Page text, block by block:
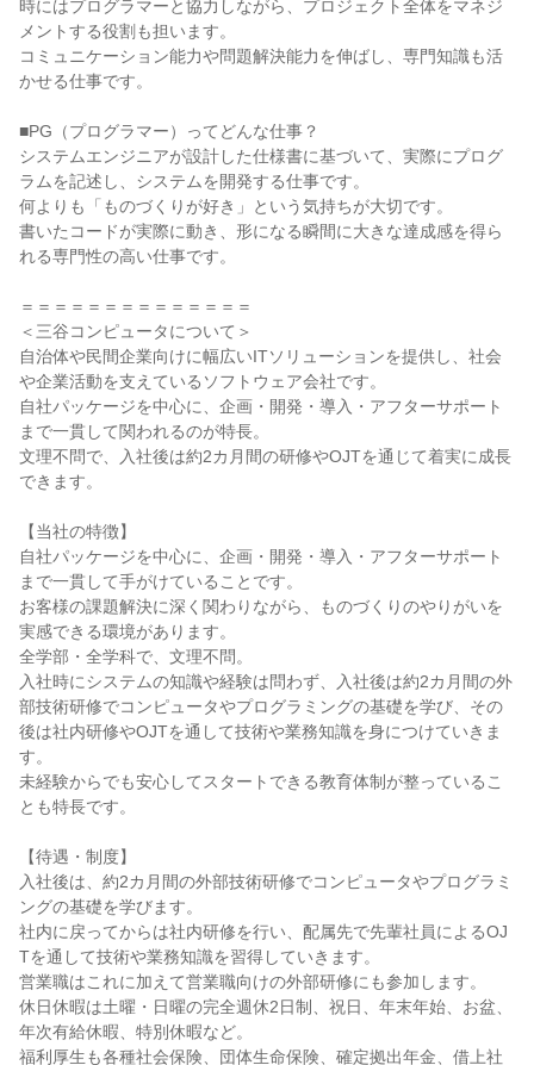
時にはプログラマーと協力しながら、プロジェクト全体をマネジ
メントする役割も担います。
コミュニケーション能力や問題解決能力を伸ばし、専門知識も活
かせる仕事です。
■PG（プログラマー）ってどんな仕事？
システムエンジニアが設計した仕様書に基づいて、実際にプログ
ラムを記述し、システムを開発する仕事です。
何よりも「ものづくりが好き」という気持ちが大切です。
書いたコードが実際に動き、形になる瞬間に大きな達成感を得ら
れる専門性の高い仕事です。
＝＝＝＝＝＝＝＝＝＝＝＝＝＝
＜三谷コンピュータについて＞
自治体や民間企業向けに幅広いITソリューションを提供し、社会
や企業活動を支えているソフトウェア会社です。
自社パッケージを中心に、企画・開発・導入・アフターサポート
まで一貫して関われるのが特長。
文理不問で、入社後は約2カ月間の研修やOJTを通じて着実に成長
できます。
【当社の特徴】
自社パッケージを中心に、企画・開発・導入・アフターサポート
まで一貫して手がけていることです。
お客様の課題解決に深く関わりながら、ものづくりのやりがいを
実感できる環境があります。
全学部・全学科で、文理不問。
入社時にシステムの知識や経験は問わず、入社後は約2カ月間の外
部技術研修でコンピュータやプログラミングの基礎を学び、その
後は社内研修やOJTを通して技術や業務知識を身につけていきま
す。
未経験からでも安心してスタートできる教育体制が整っているこ
とも特長です。
【待遇・制度】
入社後は、約2カ月間の外部技術研修でコンピュータやプログラミ
ングの基礎を学びます。
社内に戻ってからは社内研修を行い、配属先で先輩社員によるOJ
Tを通して技術や業務知識を習得していきます。
営業職はこれに加えて営業職向けの外部研修にも参加します。
休日休暇は土曜・日曜の完全週休2日制、祝日、年末年始、お盆、
年次有給休暇、特別休暇など。
福利厚生も各種社会保険、団体生命保険、確定拠出年金、借上社